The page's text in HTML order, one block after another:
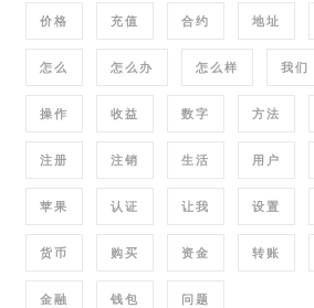
价格 充值 合约 地址
怎么 怎么办 怎么样 我们
操作 收益 数字 方法
注册 注销 生活 用户
苹果 认证 让我 设置
货币 购买 资金 转账
金融 钱包 问题